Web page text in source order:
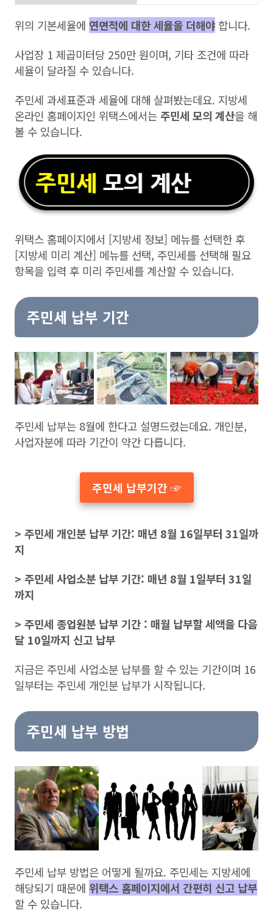
위의 기본세율에 연면적에 대한 세율을 더해야 합니다.
사업장 1 제곱미터당 250만 원이며, 기타 조건에 따라
세율이 달라질 수 있습니다.
주민세 과세표준과 세율에 대해 살펴봤는데요. 지방세
온라인 홈페이지인 위택스에서는주민세 모의 계산을 해
볼 수 있습니다.
위택스 홈페이지에서 [지방세 정보] 메뉴를 선택한 후
[지방세 미리 계산] 메뉴를 선택, 주민세를 선택해 필요
항목을 입력 후 미리 주민세를 계산할 수 있습니다.
주민세 납부 기간
주민세 납부는 8월에 한다고 설명드렸는데요. 개인분,
사업자분에 따라 기간이 약간 다릅니다.
주민세 납부기간 ☞
> 주민세 개인분 납부 기간: 매년 8월 16일부터 31일까
지
> 주민세 사업소분 납부 기간: 매년 8월 1일부터 31일
까지
> 주민세 종업원분 납부 기간 : 매월 납부할 세액을 다음
달 10일까지 신고 납부
지금은 주민세 사업소분 납부를 할 수 있는 기간이며 16
일부터는 주민세 개인분 납부가 시작됩니다.
주민세 납부 방법
주민세 납부 방법은 어떻게 될까요. 주민세는 지방세에
해당되기 때문에 위택스 홈페이지에서 간편히 신고 납부
할 수 있습니다.